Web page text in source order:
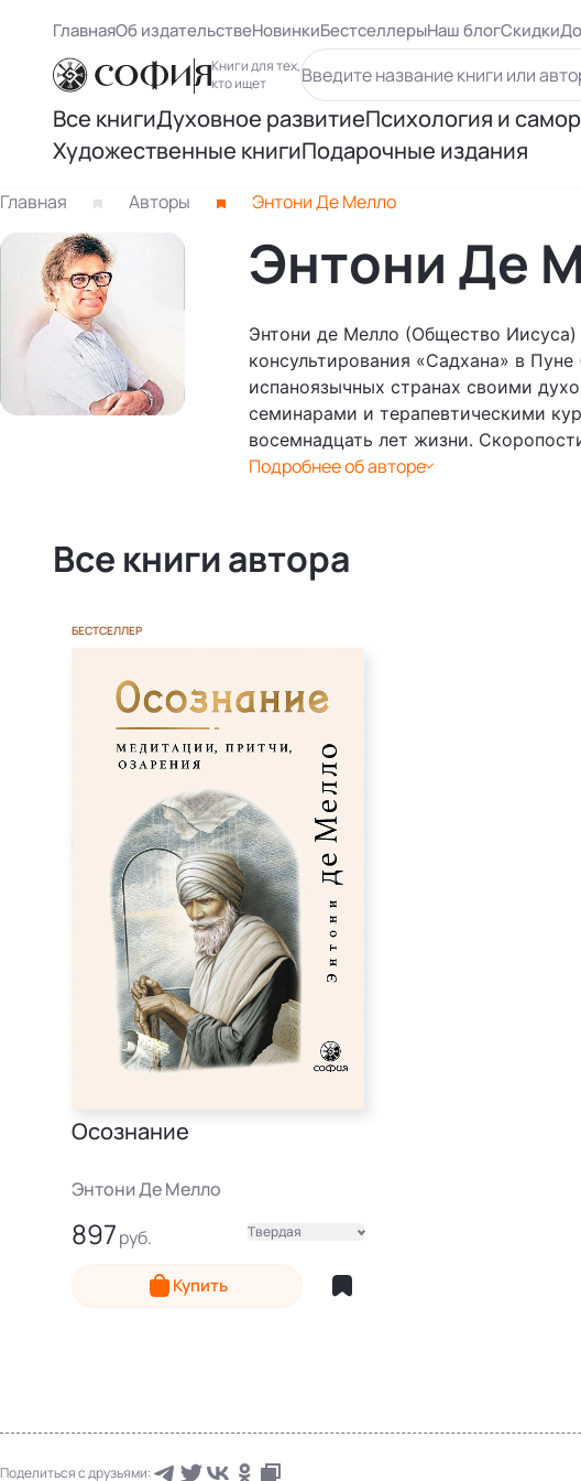
ГлавнаяОб издательствеНовинкиБестселлерыНаш блогСкидки
Книги для тех,
кто ищет
Все книгиДуховное развитие
Духовный рост
Восточная философия
Человек и вселенная
Нью Эйдж и ченнелинг
Книги Ошо
Психология и
Психология
Психология успеха
Книги Лиз Бурбо
Художественные книги
Книги Карлоса Кастанеды
Книги Ричарда Баха
Другие книги раздела
Подарочные издания
Главная Авторы Энтони Де Мелло
Энтони Де
Энтони де Мелло (Общество Иисуса)
консультирования «Садхана» в
испаноязычных странах своими
семинарами и терапевтическими
восемнадцать лет жизни.
Подробнее об авторе
Все книги автора
БЕСТСЕЛЛЕР
Осознание
Энтони Де Мелло
897 Твердая
Электронная
Купить
Поделиться с друзьями: